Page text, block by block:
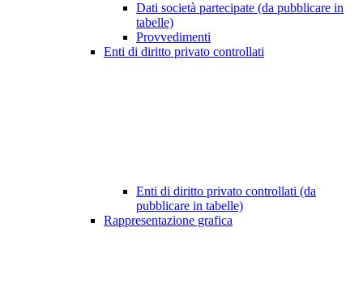
Dati società partecipate (da pubblicare in
tabelle)
Provvedimenti
Enti di diritto privato controllati
Enti di diritto privato controllati (da
pubblicare in tabelle)
Rappresentazione grafica